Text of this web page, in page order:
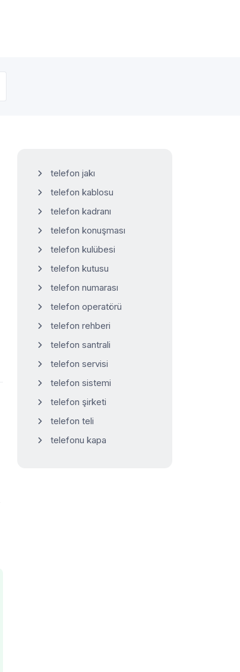
telefon jakı
telefon kablosu
telefon kadranı
telefon konuşması
telefon kulübesi
telefon kutusu
telefon numarası
telefon operatörü
telefon rehberi
telefon santrali
telefon servisi
telefon sistemi
telefon şirketi
telefon teli
telefonu kapa